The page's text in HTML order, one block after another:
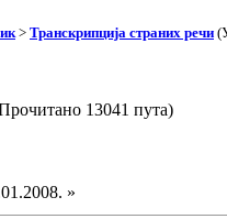
> Транскрипција страних речи
13041 пута)
»